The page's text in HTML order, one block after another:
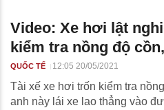
Video: Xe hơi lật
kiểm tra nồng độ
QUỐC TẾ 12:05 20/05/2021
Tài xế xe hơi trốn kiểm tra
anh này lái xe lao thẳng vào